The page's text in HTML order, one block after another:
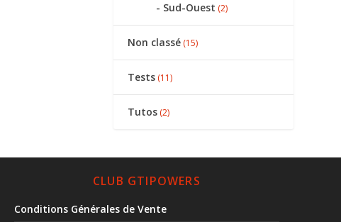
Sud-Ouest (2)
Non classé(15)
Tests(11)
Tutos(2)
CLUB GTIPOWERS
Conditions Générales de Vente